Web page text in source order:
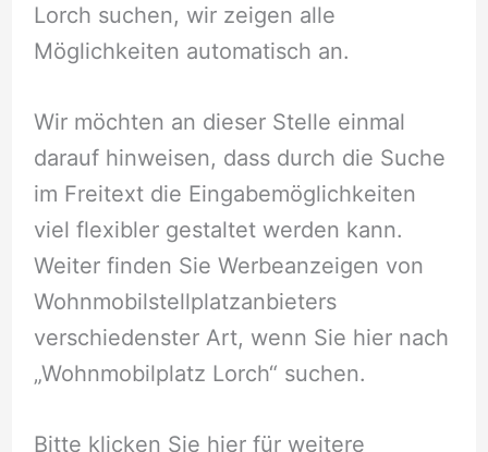
Lorch suchen, wir zeigen alle
Möglichkeiten automatisch an.
Wir möchten an dieser Stelle einmal
darauf hinweisen, dass durch die Suche
im Freitext die Eingabemöglichkeiten
viel flexibler gestaltet werden kann.
Weiter finden Sie Werbeanzeigen von
Wohnmobilstellplatzanbieters
verschiedenster Art, wenn Sie hier nach
„Wohnmobilplatz Lorch“ suchen.
Bitte klicken Sie hier für weitere